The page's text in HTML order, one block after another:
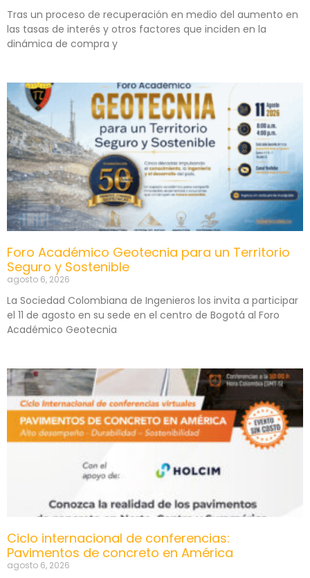
Tras un proceso de recuperación en medio del aumento en
las tasas de interés y otros factores que inciden en la
dinámica de compra y
Foro Académico Geotecnia para un Territorio
Seguro y Sostenible
agosto 6, 2026
La Sociedad Colombiana de Ingenieros los invita a participar
el 11 de agosto en su sede en el centro de Bogotá al Foro
Académico Geotecnia
Ciclo internacional de conferencias:
Pavimentos de concreto en América
agosto 6, 2026